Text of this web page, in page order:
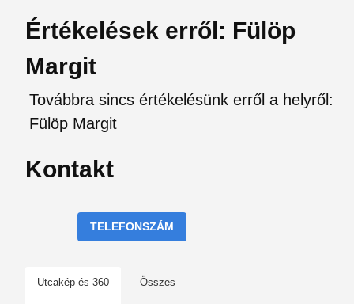
Értékelések erről: Fülöp
Margit
Továbbra sincs értékelésünk erről a helyről:
Fülöp Margit
Kontakt
TELEFONSZÁM
Utcakép és 360 Összes